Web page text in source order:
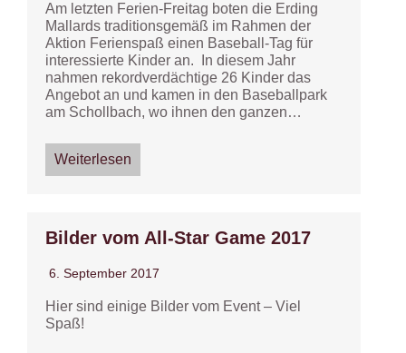
Am letzten Ferien-Freitag boten die Erding
Mallards traditionsgemäß im Rahmen der
Aktion Ferienspaß einen Baseball-Tag für
interessierte Kinder an. In diesem Jahr
nahmen rekordverdächtige 26 Kinder das
Angebot an und kamen in den Baseballpark
am Schollbach, wo ihnen den ganzen…
Weiterlesen
Bilder vom All-Star Game 2017
6. September 2017
Hier sind einige Bilder vom Event – Viel
Spaß!